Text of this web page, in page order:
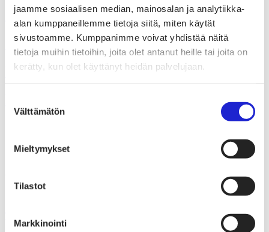
jaamme sosiaalisen median, mainosalan ja analytiikka-
alan kumppaneillemme tietoja siitä, miten käytät
sivustoamme. Kumppanimme voivat yhdistää näitä
tietoja muihin tietoihin, joita olet antanut heille tai joita on
kerätty, kun olet käyttänyt heidän palvelujaan.
valinta
Välttämätön
Mieltymykset
Tilastot
Markkinointi
Aerofind Oy
Seamy Side Quest Oy
Untuvia Oy
Suomen Tekstiili & Muoti ry on tekstiili-, vaate- ja muotialan
tapahtumia. Neuvottelemme työehtosopimukset, joita noudattavat
kaikki alan yritykset.